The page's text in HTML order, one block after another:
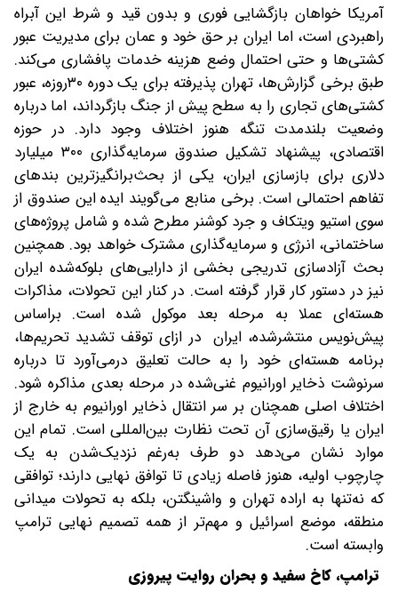
آمریکا خواهان بازگشایی فوری و بدون قید و شرط این آبراه
راهبردی است، اما ایران بر حق خود و عمان برای مدیریت عبور
کشتی‌ها و حتی احتمال وضع هزینه خدمات پافشاری می‌کند.
طبق برخی گزارش‌ها، تهران پذیرفته برای یک دوره ۳۰‌روزه، عبور
کشتی‌های تجاری را به سطح پیش از جنگ بازگرداند، اما درباره
وضعیت بلندمدت تنگه هنوز اختلاف وجود دارد. در حوزه
اقتصادی، پیشنهاد تشکیل صندوق سرمایه‌گذاری ۳۰۰ میلیارد
دلاری برای بازسازی ایران، یکی از بحث‌برانگیزترین بندهای
تفاهم احتمالی است. برخی منابع می‌گویند ایده این صندوق از
سوی استیو ویتکاف و جرد کوشنر مطرح شده و شامل پروژه‌های
ساختمانی، انرژی و سرمایه‌گذاری مشترک خواهد بود. همچنین
بحث آزادسازی تدریجی بخشی از دارایی‌های بلوکه‌شده ایران
نیز در دستور کار قرار گرفته است. در کنار این تحولات، مذاکرات
هسته‌ای عملا به مرحله بعد موکول شده است. بر‌اساس
پیش‌نویس منتشرشده، ایران در ازای توقف تشدید تحریم‌ها،
برنامه هسته‌ای خود را به حالت تعلیق درمی‌آورد تا درباره
سرنوشت ذخایر اورانیوم غنی‌شده در مرحله بعدی مذاکره شود.
اختلاف اصلی همچنان بر سر انتقال ذخایر اورانیوم به خارج از
ایران یا رقیق‌سازی آن تحت نظارت بین‌المللی است. تمام این
موارد نشان می‌دهد دو طرف به‌رغم نزدیک‌شدن به یک
چارچوب اولیه، هنوز فاصله زیادی تا توافق نهایی دارند؛ توافقی
که نه‌تنها به اراده تهران و واشینگتن، بلکه به تحولات میدانی
منطقه، موضع اسرائیل و مهم‌تر از همه تصمیم نهایی ترامپ
وابسته است.
ترامپ، کاخ سفید و بحران روایت پیروزی